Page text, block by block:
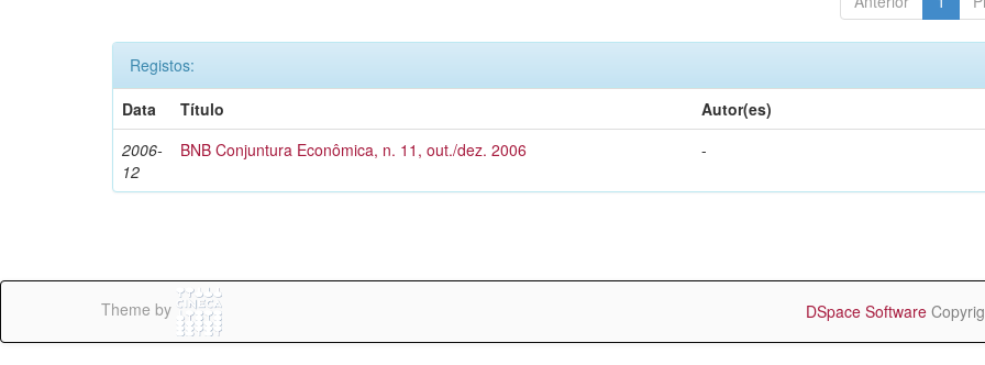
Registos:
Data
Título
Autor(es)
2006-
12
BNB Conjuntura Econômica, n. 11, out./dez. 2006 -
Theme by DSpace Software